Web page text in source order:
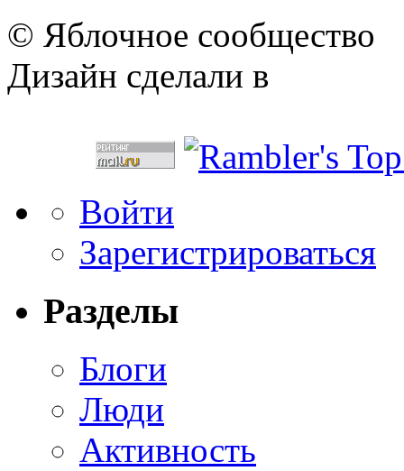
© Яблочное сообщество
Дизайн сделали в
Войти
Зарегистрироваться
Разделы
Блоги
Люди
Активность